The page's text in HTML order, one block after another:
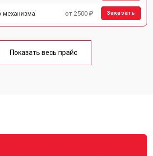
механизма от 2500 ₽ Заказать
Показать весь прайс